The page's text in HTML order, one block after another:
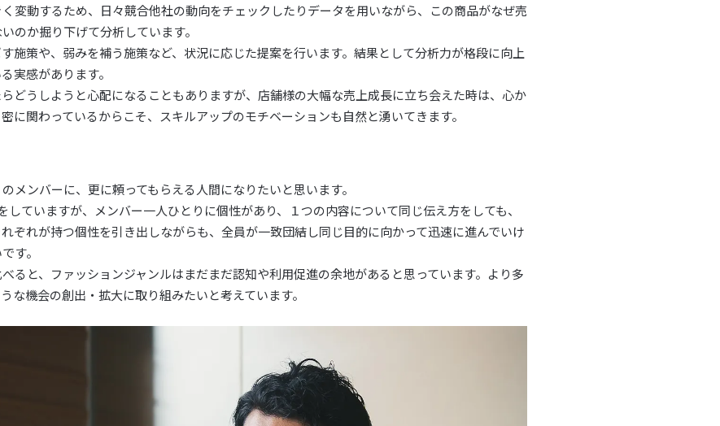
変動するため、日々競合他社の動向をチェックしたりデータを用いながら、この商品がなぜ売
のか掘り下げて分析しています。
施策や、弱みを補う施策など、状況に応じた提案を行います。結果として分析力が格段に向上
実感があります。
どうしようと心配になることもありますが、店舗様の大幅な売上成長に立ち会えた時は、心か
に関わっているからこそ、スキルアップのモチベーションも自然と湧いてきます。
メンバーに、更に頼ってもらえる人間になりたいと思います。
ていますが、メンバー一人ひとりに個性があり、１つの内容について同じ伝え方をしても、
ぞれが持つ個性を引き出しながらも、全員が一致団結し同じ目的に向かって迅速に進んでいけ
す。
ると、ファッションジャンルはまだまだ認知や利用促進の余地があると思っています。より多
な機会の創出・拡大に取り組みたいと考えています。